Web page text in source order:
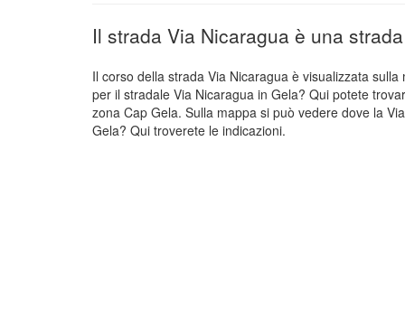
Il strada Via Nicaragua è una
Il corso della strada Via Nicaragua è visualizzata
per il stradale Via Nicaragua in Gela? Qui potete
zona Cap Gela. Sulla mappa si può vedere dove la
Gela? Qui troverete le indicazioni.